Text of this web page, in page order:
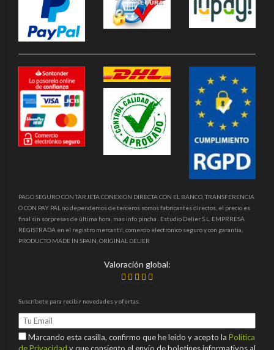
PAGO SEGURO CON TARJETA CONEXION DIRECTA CON EL BANCO, TRANSFERENCIA
O CON PAY PAL no dependemos de terceros somos fabricantes directos, el precio es
final sin sorpresas de última hora, mas info pincha . Estudio Delier S.L, EMPRRESA
REGISTRADA en el registro mercantil, comercio electronico seguro y con garantia,
PRODUCTO MADE IN SPAIN, ORIGINAL DELIER
Valoración global:
Suscríbete para recibir novedades y ofertas.
Marcando esta casilla, confirmo que he leído y acepto la Política